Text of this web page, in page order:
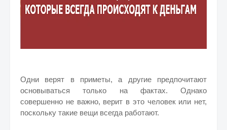
Одни верят в приметы, а другие предпочитают
основываться только на фактах. Однако
совершенно не важно, верит в это человек или нет,
поскольку такие вещи всегда работают.